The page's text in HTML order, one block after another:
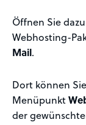
Öffnen Sie
Webhosting-
Mail.
Dort können
Menüpunkt
der